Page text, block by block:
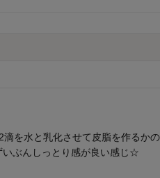
を水と乳化させて皮脂を作るか
いぶんしっとり感が良い感じ☆